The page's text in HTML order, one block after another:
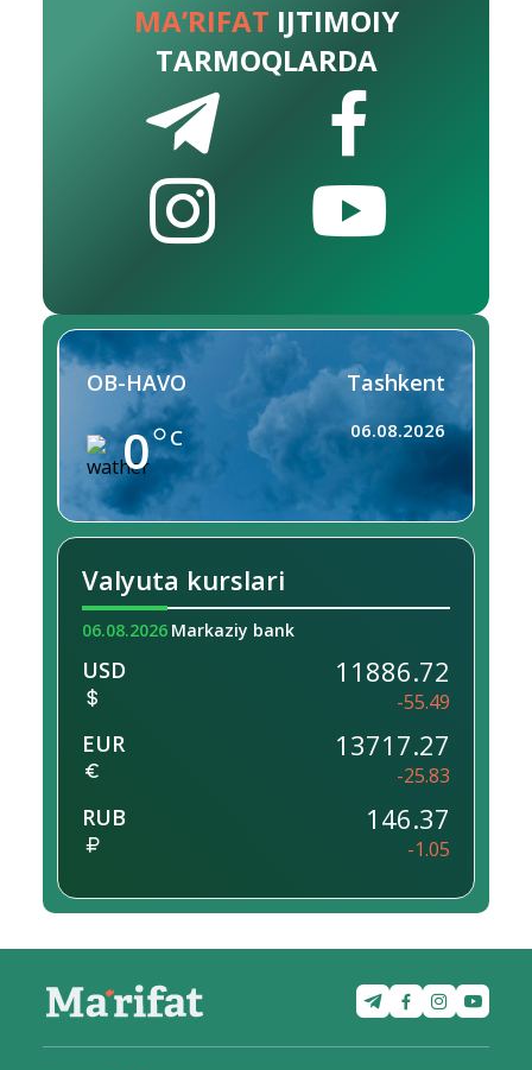
MA’RIFAT IJTIMOIY
TARMOQLARDA
OB-HAVO
0 C
Tashkent
06.08.2026
Valyuta kurslari
06.08.2026 Markaziy bank
USD 11886.72
-55.49
EUR 13717.27
-25.83
RUB 146.37
-1.05